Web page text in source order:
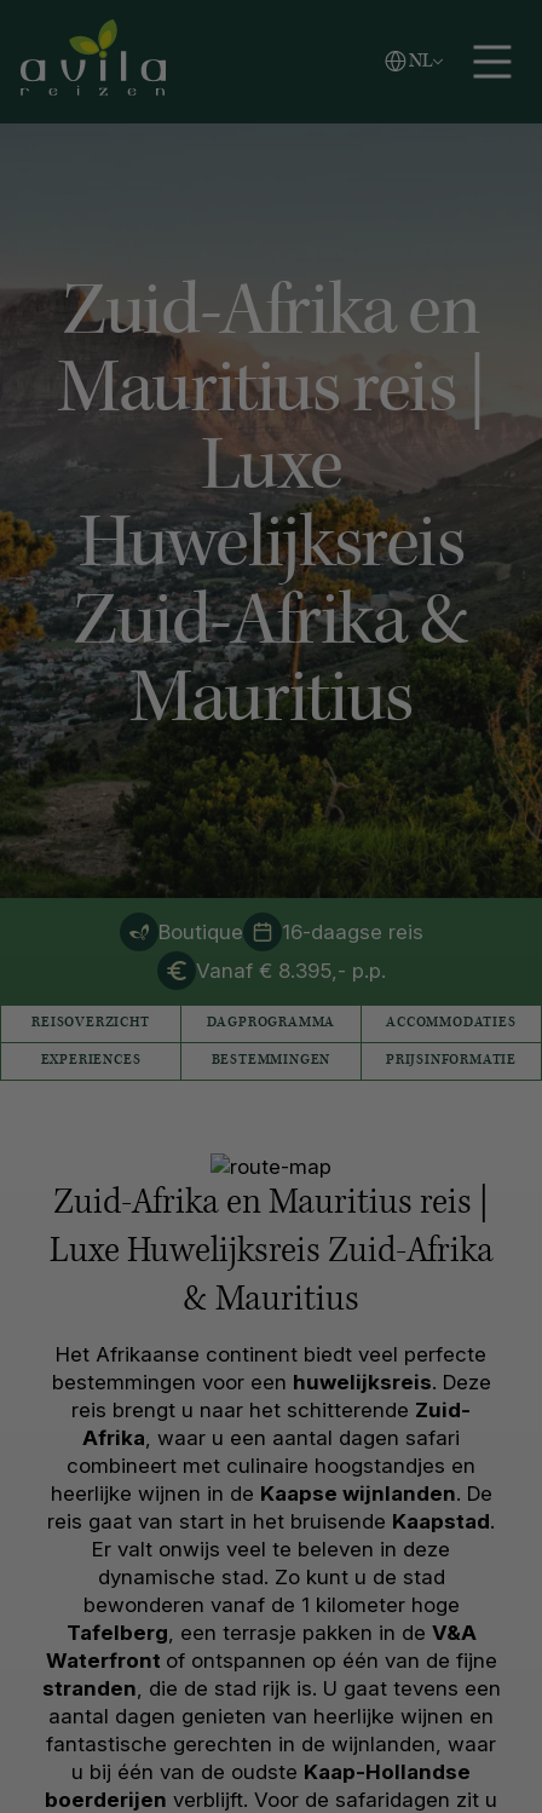
Zoeken
NL
Vlaams
English
Zuid-Afrika en
Mauritius reis |
Luxe
Huwelijksreis
Zuid-Afrika &
Mauritius
Boutique
16-daagse reis
Vanaf € 8.395,- p.p.
REISOVERZICHT DAGPROGRAMMA ACCOMMODATIES
EXPERIENCES BESTEMMINGEN PRIJSINFORMATIE
Zuid-Afrika en Mauritius reis |
Luxe Huwelijksreis Zuid-Afrika
& Mauritius
Het Afrikaanse continent biedt veel perfecte
bestemmingen voor een huwelijksreis. Deze
reis brengt u naar het schitterende Zuid-
Afrika, waar u een aantal dagen safari
combineert met culinaire hoogstandjes en
heerlijke wijnen in de Kaapse wijnlanden. De
reis gaat van start in het bruisende Kaapstad.
Er valt onwijs veel te beleven in deze
dynamische stad. Zo kunt u de stad
bewonderen vanaf de 1 kilometer hoge
Tafelberg, een terrasje pakken in de V&A
Waterfront of ontspannen op één van de fijne
stranden, die de stad rijk is. U gaat tevens een
aantal dagen genieten van heerlijke wijnen en
fantastische gerechten in de wijnlanden, waar
u bij één van de oudste Kaap-Hollandse
boerderijen verblijft. Voor de safaridagen zit u